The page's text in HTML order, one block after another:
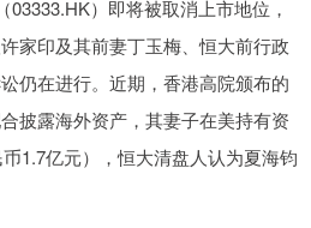
）即将被取消上市地位，
家印及其前妻丁玉梅、恒大前行政
仍在进行。近期，香港高院颁布的
披露海外资产，其妻子在美持有资
1.7亿元），恒大清盘人认为夏海钧